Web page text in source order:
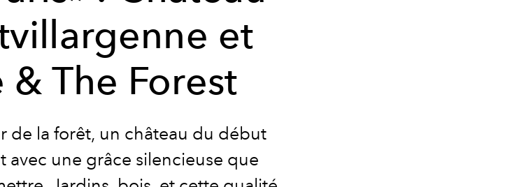
et
& The Forest
de la forêt, un château du début
avec une grâce silencieuse que